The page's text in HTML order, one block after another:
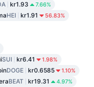
kr1.93 7.66%
HEI kr1.91 56.83%
SUI kr6.41 1.98%
DOGE kr0.6585 1.10%
BEAT kr19.31 4.97%